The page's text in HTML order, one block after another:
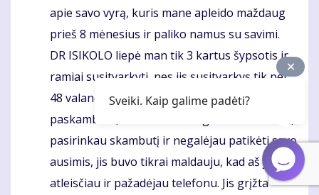
apie savo vyrą, kuris mane apleido maždaug
prieš 8 mėnesius ir paliko namus su savimi.
DR ISIKOLO liepė man tik 3 kartus šypsotis ir
ramiai susitvarkyti, nes jis susitvarkys tik per
48 valandas. Po antros dienos Tonis man
paskambino, aš buvau tiesiog toks sukrėstas,
pasirinkau skambutį ir negalėjau patikėti savo
ausimis, jis buvo tikrai maldauju, kad aš jam
atleisčiau ir pažadėjau telefonu. Jis grįžta
Sveiki. Kaip galime padėti?